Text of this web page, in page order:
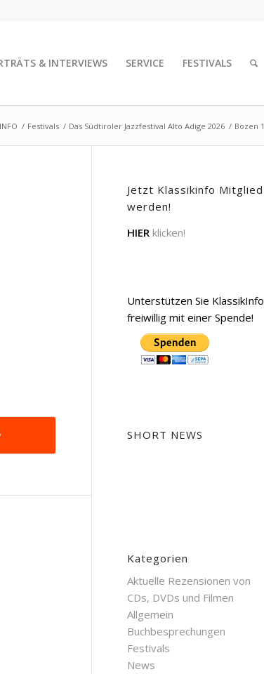
& INTERVIEWS SERVICE FESTIVALS
/ Festivals / Das Südtiroler Jazzfestival Alto Adige 2026 / Bozen 1
Jetzt Klassikinfo Mitglied
werden!
HIER klicken!
Unterstützen Sie KlassikInfo
freiwillig mit einer Spende!
SHORT NEWS
Kategorien
Aktuelle Rezensionen von
CDs, DVDs und Filmen
Allgemein
Buchbesprechungen
Festivals
News